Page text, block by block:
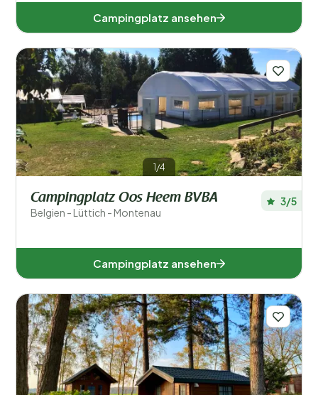
Campingplatz ansehen
1/4
Campingplatz Oos Heem BVBA
Belgien - Lüttich - Montenau
3/5
Campingplatz ansehen